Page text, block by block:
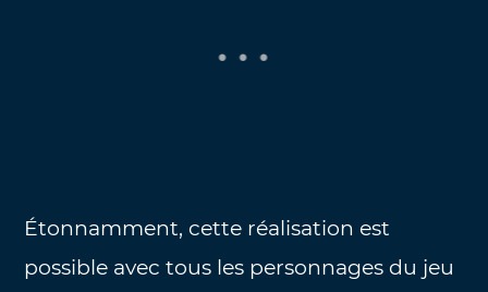
Étonnamment, cette réalisation est
possible avec tous les personnages du jeu